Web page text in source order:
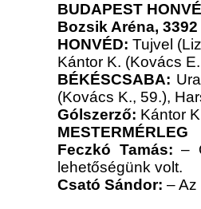
BUDAPEST
Bozsik Aréna, 3392
HONVÉD: Tujvel
Kántor K. (Kovács
BÉKÉSCSABA:
(Kovács K., 59.),
Gólszerző: Kántor
MESTERMÉRLEG
Feczkó Tamás: –
lehetőségünk volt.
Csató Sándor: – Az